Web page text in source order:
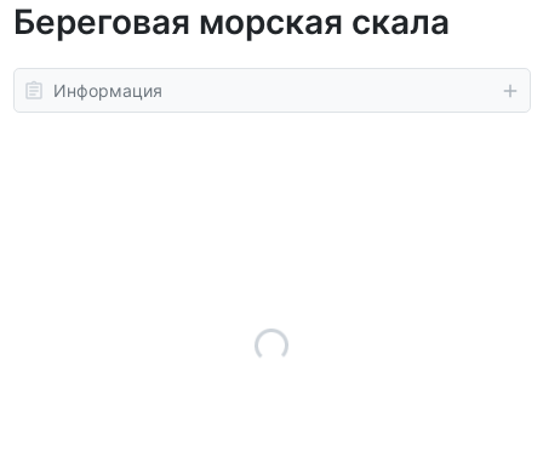
Береговая морская скала
Информация